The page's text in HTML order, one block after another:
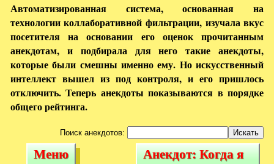
Автоматизированная система, основанная на
технологии коллаборативной фильтрации, изучала вкус
посетителя на основании его оценок прочитанным
анекдотам, и подбирала для него такие анекдоты,
которые были смешны именно ему. Но искусственный
интеллект вышел из под контроля, и его пришлось
отключить. Теперь анекдоты показываются в порядке
общего рейтинга.
Поиск анекдотов:
Меню
Меню
Анекдот: Когда я
Анекдот: Когда я